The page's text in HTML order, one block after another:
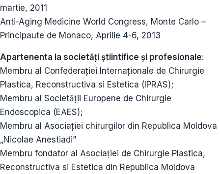
martie, 2011
Anti-Aging Medicine World Congress, Monte Carlo –
Principaute de Monaco, Aprilie 4-6, 2013
Apartenenta la societăți știintifice și profesionale:
Membru al Confederației Internaționale de Chirurgie
Plastica, Reconstructiva si Estetica (IPRAS);
Membru al Societății Europene de Chirurgie
Endoscopica (EAES);
Membru al Asociației chirurgilor din Republica Moldova
„Nicolae Anestiadi”
Membru fondator al Asociației de Chirurgie Plastica,
Reconstructiva si Estetica din Republica Moldova